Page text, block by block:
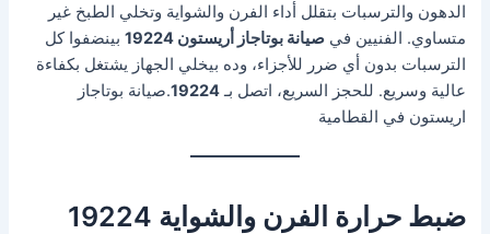
الدهون والترسبات بتقلل أداء الفرن والشواية وتخلي الطبخ غير
متساوي. الفنيين فيصيانة بوتاجاز أريستون 19224
بينضفوا كل
الترسبات بدون أي ضرر للأجزاء، وده بيخلي الجهاز يشتغل بكفاءة
عالية وسريع. للحجز السريع، اتصل بـ19224.صيانة بوتاجاز
اريستون في القطامية
ضبط حرارة الفرن والشواية 19224